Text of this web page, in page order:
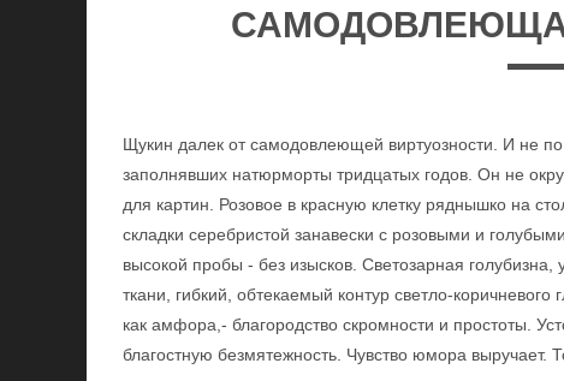
Щукин далек от самодовлеющей виртуозности. И не
заполнявших натюрморты тридцатых годов. Он не
для картин. Розовое в красную клетку ряднышко на
складки серебристой занавески с розовыми и
высокой пробы - без изысков. Светозарная
ткани, гибкий, обтекаемый контур светло-
как амфора,- благородство скромности и простоты.
благостную безмятежность. Чувство юмора выручает.